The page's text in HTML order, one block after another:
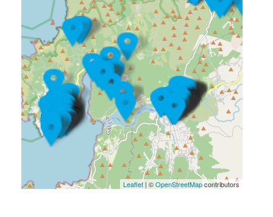
Leaflet| ©OpenStreetMapcontributors